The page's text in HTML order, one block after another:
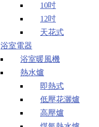
10吋
12吋
天花式
浴室電器
浴室暖風機
熱水爐
即熱式
低壓花灑爐
高壓爐